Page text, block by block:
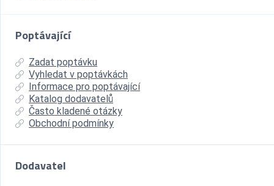
Poptávající
Zadat poptávku
Vyhledat v poptávkách
Informace pro poptávající
Katalog dodavatelů
Často kladené otázky
Obchodní podmínky
Dodavatel